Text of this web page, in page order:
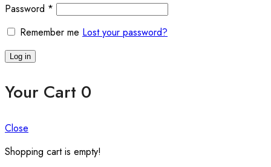
Password * Required
Remember me Lost your password?
Log in
Your Cart 0
Close
Shopping cart is empty!